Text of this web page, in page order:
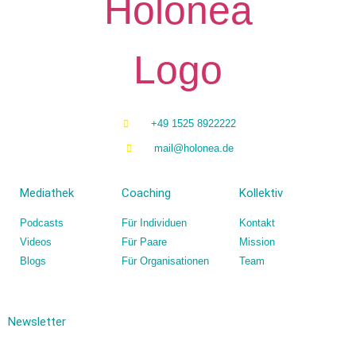
+49 1525 8922222
mail@holonea.de
Mediathek
Podcasts
Videos
Blogs
Coaching
Für Individuen
Für Paare
Für Organisationen
Kollektiv
Kontakt
Mission
Team
Newsletter